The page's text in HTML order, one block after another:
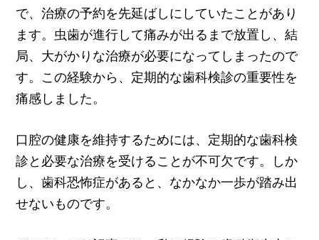
で、治療の予約を先延ばしにしていたことがあり
ます。虫歯が進行して痛みが出るまで放置し、結
局、大がかりな治療が必要になってしまったので
す。この経験から、定期的な歯科検診の重要性を
痛感しました。
口腔の健康を維持するためには、定期的な歯科検
診と必要な治療を受けることが不可欠です。しか
し、歯科恐怖症があると、なかなか一歩が踏み出
せないものです。